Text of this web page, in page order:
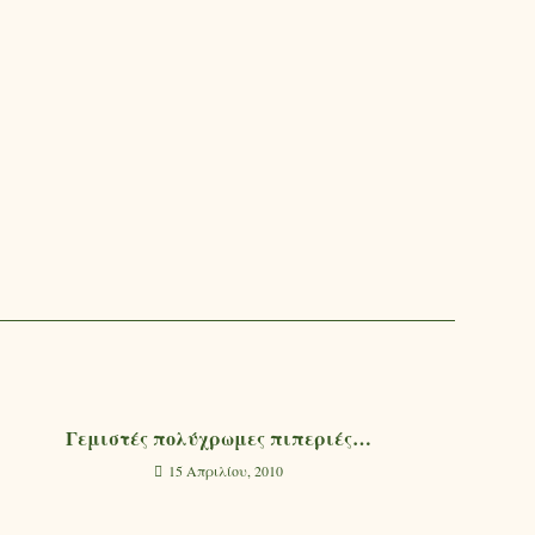
Γεμιστές πολύχρωμες πιπεριές…
15 Απριλίου, 2010